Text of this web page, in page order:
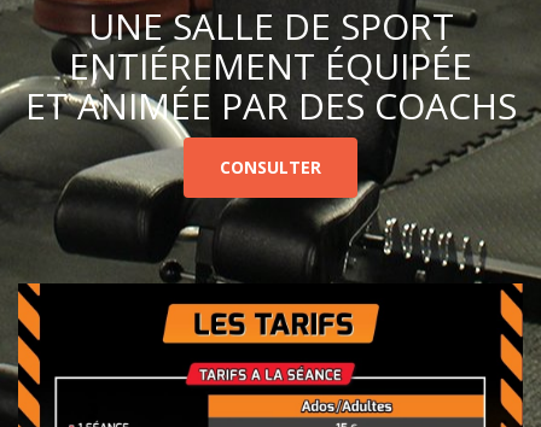
UNE SALLE DE SPORT
ENTIÉREMENT ÉQUIPÉE
ET ANIMÉE PAR DES COACHS
CONSULTER